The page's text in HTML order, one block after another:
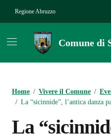
Regione Abruzzo
Comune di
Home / Vivere il Comune /
/ La “sicinnide”, l’antica danza
La